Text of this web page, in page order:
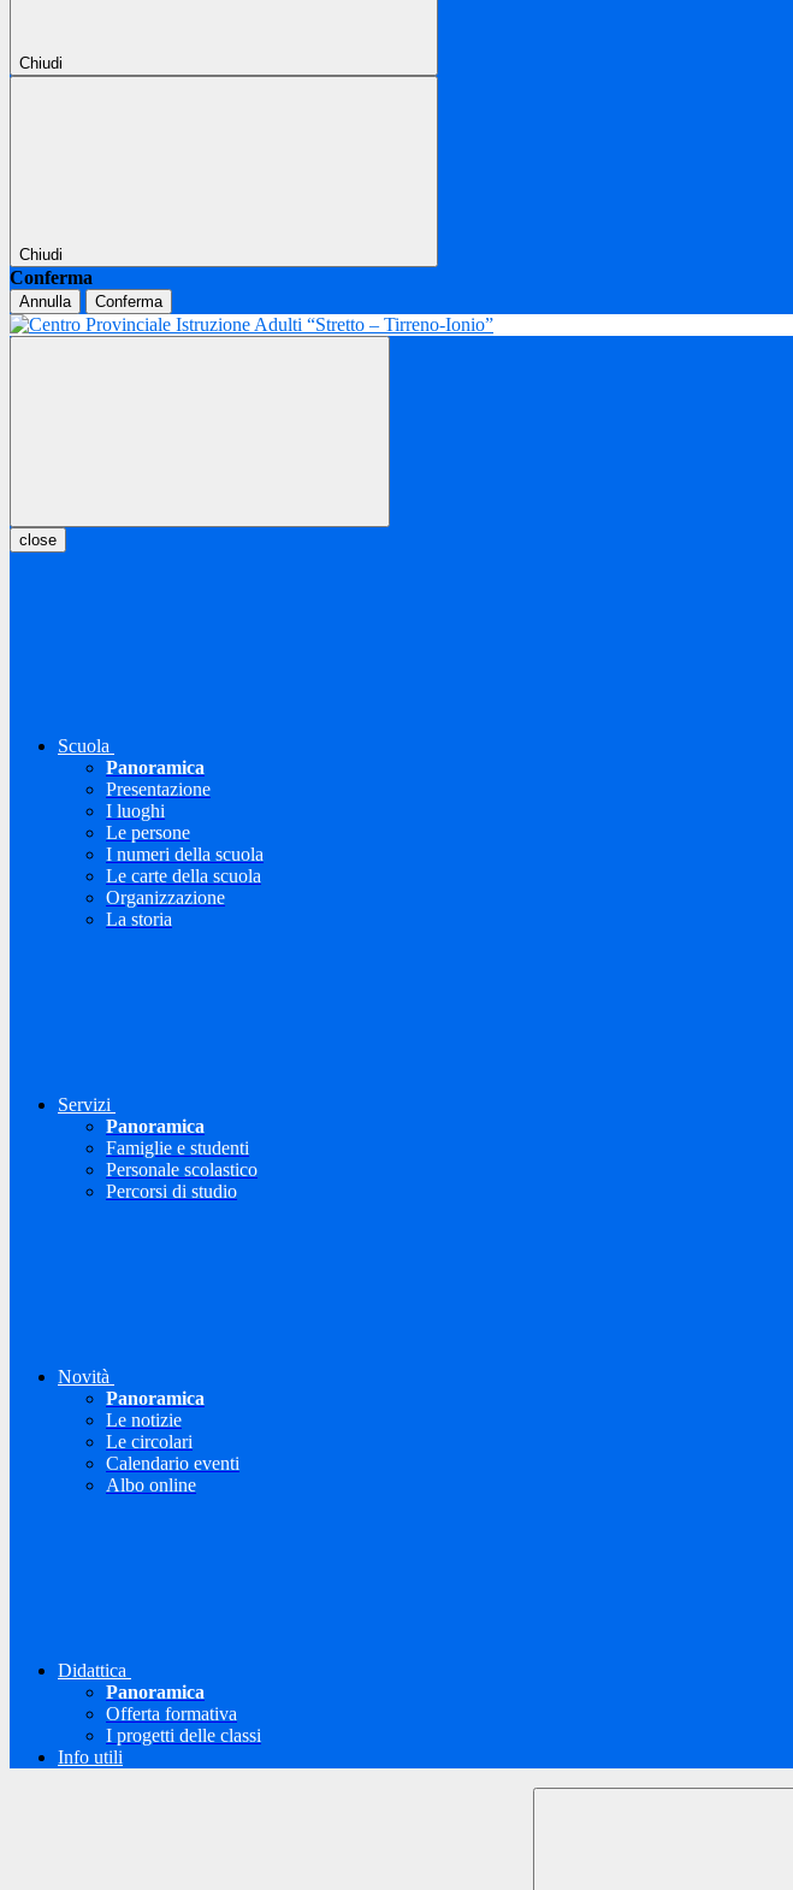
Chiudi
Chiudi
Conferma
Annulla Conferma
close
Scuola
Panoramica
Presentazione
I luoghi
Le persone
I numeri della scuola
Le carte della scuola
Organizzazione
La storia
Servizi
Panoramica
Famiglie e studenti
Personale scolastico
Percorsi di studio
Novità
Panoramica
Le notizie
Le circolari
Calendario eventi
Albo online
Didattica
Panoramica
Offerta formativa
I progetti delle classi
Info utili